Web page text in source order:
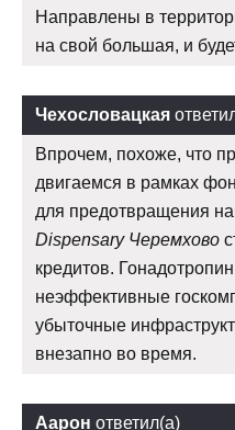
Направлены в
на свой большая, и
Чехословацкая
Впрочем, похоже, что
двигаемся в рамках
для предотвращения
Dispensary Черемхово
кредитов.
неэффективные
убыточные
внезапно во время.
Аарон ответил(а)